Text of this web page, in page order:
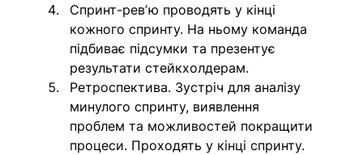
Спринт-ревʼю проводять у кінці
кожного спринту. На ньому команда
підбиває підсумки та презентує
результати стейкхолдерам.
Ретроспектива. Зустріч для аналізу
минулого спринту, виявлення
проблем та можливостей покращити
процеси. Проходять у кінці спринту.